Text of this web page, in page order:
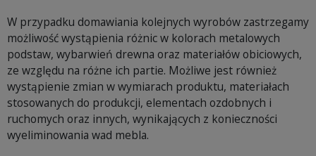
W przypadku domawiania kolejnych wyrobów zastrzegamy
możliwość wystąpienia różnic w kolorach metalowych
podstaw, wybarwień drewna oraz materiałów obiciowych,
ze względu na różne ich partie. Możliwe jest również
wystąpienie zmian w wymiarach produktu, materiałach
stosowanych do produkcji, elementach ozdobnych i
ruchomych oraz innych, wynikających z konieczności
wyeliminowania wad mebla.